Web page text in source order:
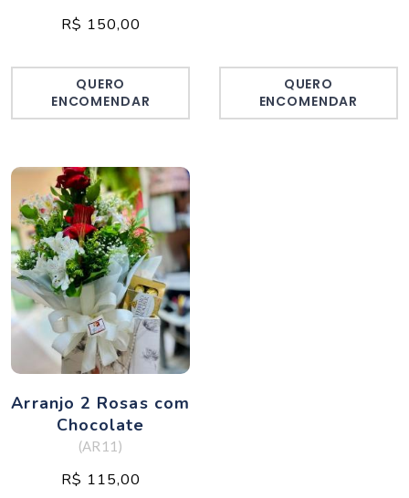
R$ 150,00
QUERO
ENCOMENDAR
QUERO
ENCOMENDAR
Arranjo 2 Rosas com
Chocolate
(AR11)
R$ 115,00